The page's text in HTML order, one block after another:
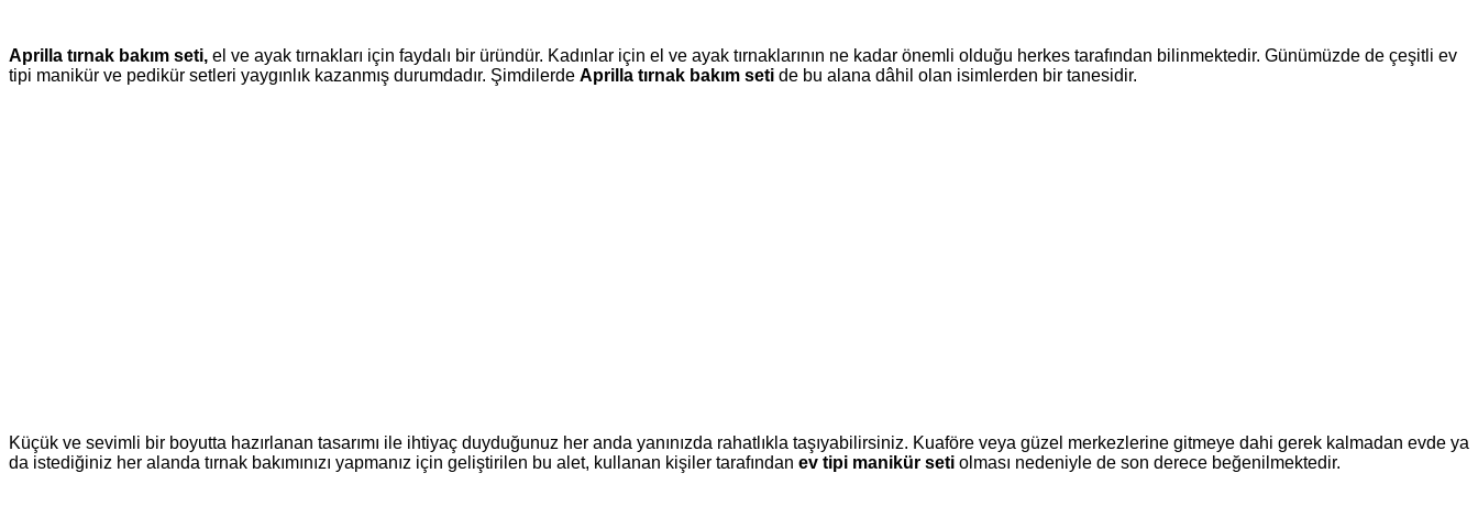
Aprilla tırnak bakım seti, el ve ayak tırnakları için faydalı bir üründür. Kadınlar için el ve ayak tırnaklarının ne kadar önemli olduğu herkes tarafından bilinmektedir. Günümüzde de çeşitli ev
tipi manikür ve pedikür setleri yaygınlık kazanmış durumdadır. Şimdilerde Aprilla tırnak bakım seti de bu alana dâhil olan isimlerden bir tanesidir.
Küçük ve sevimli bir boyutta hazırlanan tasarımı ile ihtiyaç duyduğunuz her anda yanınızda rahatlıkla taşıyabilirsiniz. Kuaföre veya güzel merkezlerine gitmeye dahi gerek kalmadan evde ya
da istediğiniz her alanda tırnak bakımınızı yapmanız için geliştirilen bu alet, kullanan kişiler tarafından ev tipi manikür seti olması nedeniyle de son derece beğenilmektedir.